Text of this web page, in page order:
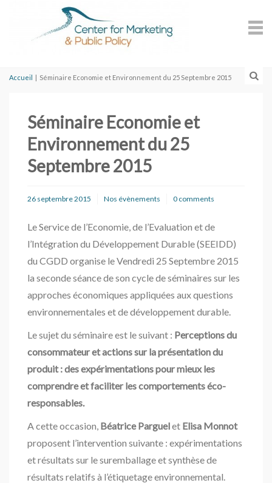
Accueil | Séminaire Economie et Environnement du 25 Septembre 2015
Séminaire Economie et
Environnement du 25
Septembre 2015
26 septembre 2015 Nos évènements 0 comments
Le Service de l’Economie, de l’Evaluation et de
l’Intégration du Développement Durable (SEEIDD)
du CGDD organise le Vendredi 25 Septembre 2015
la seconde séance de son cycle de séminaires sur les
approches économiques appliquées aux questions
environnementales et de développement durable.
Le sujet du séminaire est le suivant : Perceptions du
consommateur et actions sur la présentation du
produit : des expérimentations pour mieux les
comprendre et faciliter les comportements éco-
responsables.
A cette occasion, Béatrice Parguelet Elisa Monnot
proposent l’intervention suivante : expérimentations
et résultats sur le suremballage et synthèse de
résultats relatifs à l’étiquetage environnemental.